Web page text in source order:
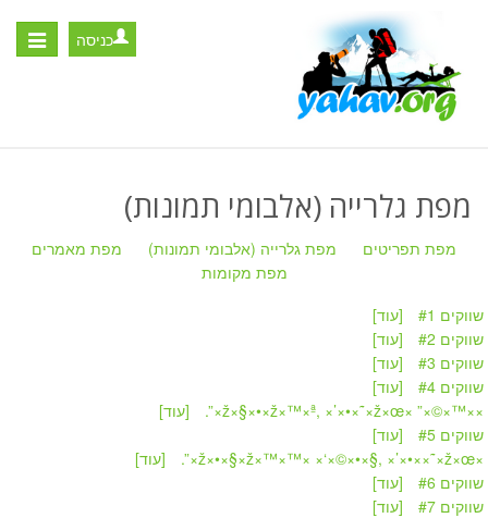
Toggle
כניסה
מפת גלרייה (אלבומי תמונות)
מפת תפריטים מפת גלרייה (אלבומי תמונות)
מפת מאמרים
מפת מקומות
#1
[עוד]
#2
[עוד]
#3
[עוד]
#4
[עוד]
» ××™×©×” ×ž×§×•×ž×™×ª,
[עוד]
#5
[עוד]
» ×ž×•×§×ž×™×™×
[עוד]
#6
[עוד]
#7
[עוד]